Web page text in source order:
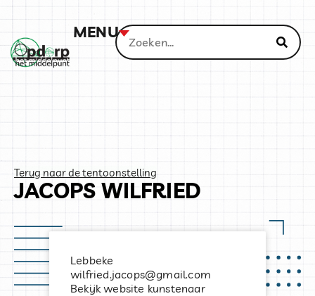
MENU
Terug naar de tentoonstelling
JACOPS WILFRIED
Lebbeke
wilfried.jacops@gmail.com
Bekijk website kunstenaar